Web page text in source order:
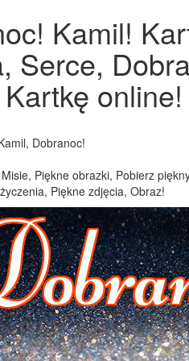
Kamil!
Serce,
online!
Dobranoc!
Piękne obrazki, Pobierz
Piękne zdjęcia, Obraz!